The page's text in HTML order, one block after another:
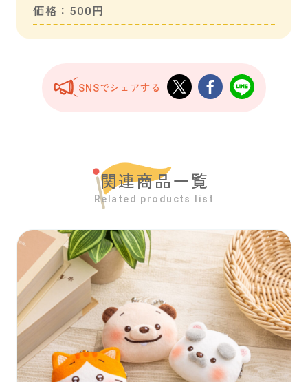
価格：500円
SNSでシェアする
関連商品一覧
Related products list